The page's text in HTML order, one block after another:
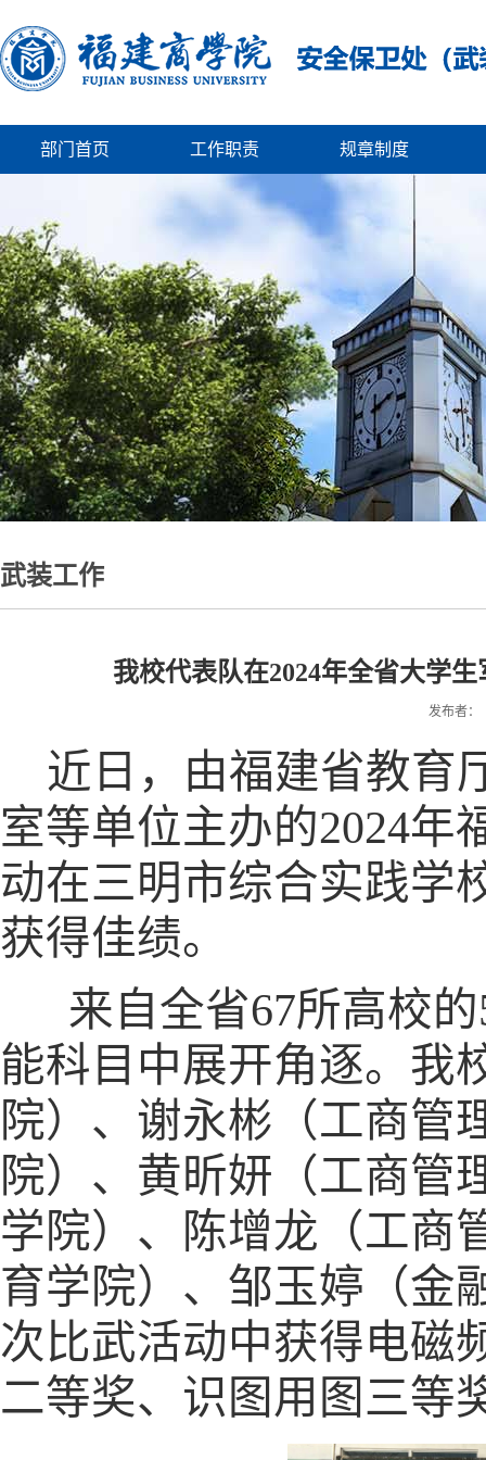
部门首页 工作职责 规章制度
武装工作
我校代表队在2024年全省大学
发布者：
近日，由福建省教育
室等单位主办的2024年
动在三明市综合实践学
获得佳绩。
来自全省67所高校的
能科目中展开角逐。我
院）、谢永彬（工商管
院）、黄昕妍（工商管
学院）、陈增龙（工商
育学院）、邹玉婷（金
次比武活动中获得电磁
二等奖、识图用图三等